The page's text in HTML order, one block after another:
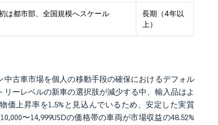
は都市部、全国規模へスケール
長期（4年以
上）
古車市場を個人の移動手段の確保におけるデフォル
ーレベルの新車の選択肢が減少する中、輸入品はよ
価上昇率を1.5%と見込んでいるため、安定した実質
〜14,999USDの価格帯の車両が市場収益の48.52%